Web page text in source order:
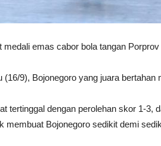
medali emas cabor bola tangan
9), Bojonegoro yang juara bertahan
tertinggal dengan perolehan skor 1-3,
membuat Bojonegoro sedikit demi